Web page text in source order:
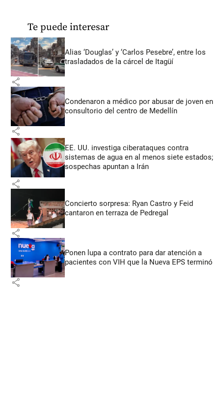
Te puede interesar
Alias ‘Douglas’ y ‘Carlos Pesebre’, entre los
trasladados de la cárcel de Itagüí
share
Condenaron a médico por abusar de joven en
consultorio del centro de Medellín
share
EE. UU. investiga ciberataques contra
sistemas de agua en al menos siete estados;
sospechas apuntan a Irán
share
Concierto sorpresa: Ryan Castro y Feid
cantaron en terraza de Pedregal
share
Ponen lupa a contrato para dar atención a
pacientes con VIH que la Nueva EPS terminó
share